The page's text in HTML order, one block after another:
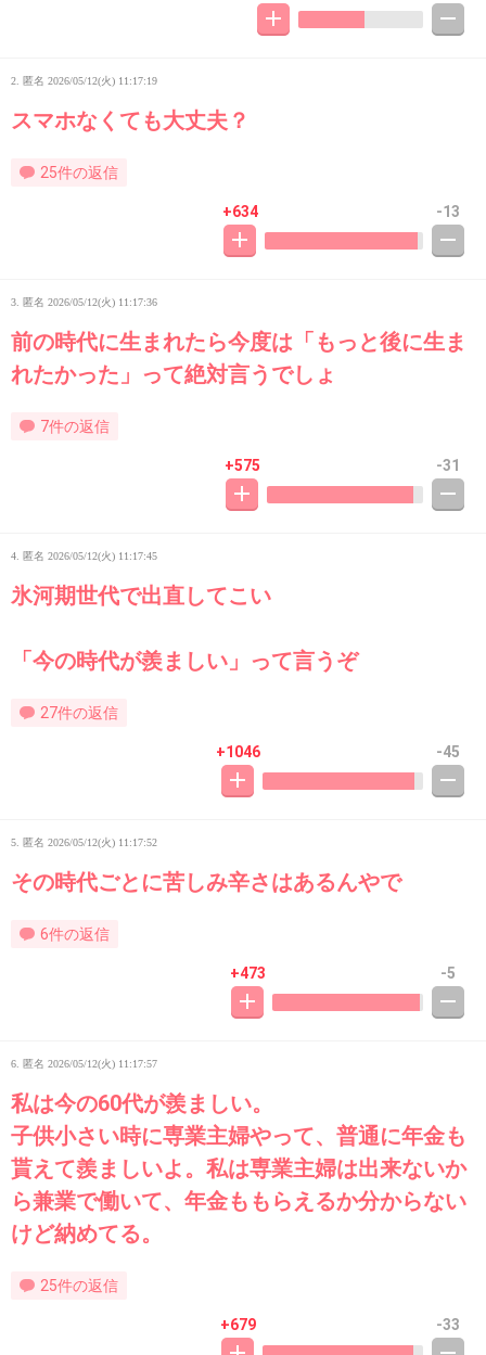
2. 匿名 2026/05/12(火) 11:17:19
スマホなくても大丈夫？
25件の返信
+634 -13
3. 匿名 2026/05/12(火) 11:17:36
前の時代に生まれたら今度は「もっと後に生ま
れたかった」って絶対言うでしょ
7件の返信
+575 -31
4. 匿名 2026/05/12(火) 11:17:45
氷河期世代で出直してこい
「今の時代が羨ましい」って言うぞ
27件の返信
+1046 -45
5. 匿名 2026/05/12(火) 11:17:52
その時代ごとに苦しみ辛さはあるんやで
6件の返信
+473 -5
6. 匿名 2026/05/12(火) 11:17:57
私は今の60代が羨ましい。
子供小さい時に専業主婦やって、普通に年金も
貰えて羨ましいよ。私は専業主婦は出来ないか
ら兼業で働いて、年金ももらえるか分からない
けど納めてる。
25件の返信
+679 -33